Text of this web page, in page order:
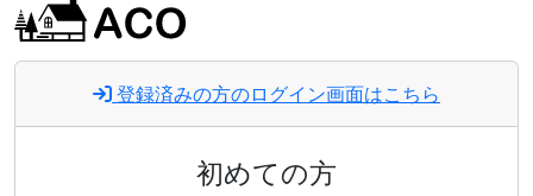
登録済みの方のログイン画面はこちら
初めての方